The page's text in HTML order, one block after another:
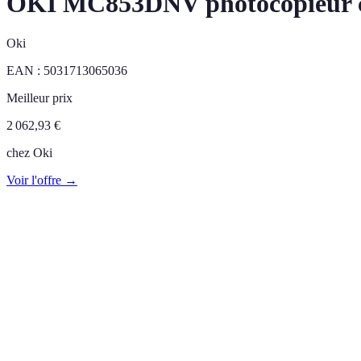
Oki
EAN : 5031713065036
Meilleur prix
2 062,93 €
chez Oki
Voir l'offre →